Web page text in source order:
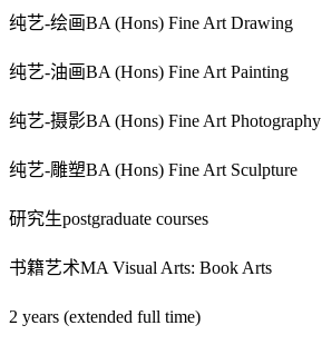
纯艺-绘画BA (Hons) Fine Art Drawing
纯艺-油画BA (Hons) Fine Art Painting
纯艺-摄影BA (Hons) Fine Art Photography
纯艺-雕塑BA (Hons) Fine Art Sculpture
研究生postgraduate courses
书籍艺术MA Visual Arts: Book Arts
2 years (extended full time)